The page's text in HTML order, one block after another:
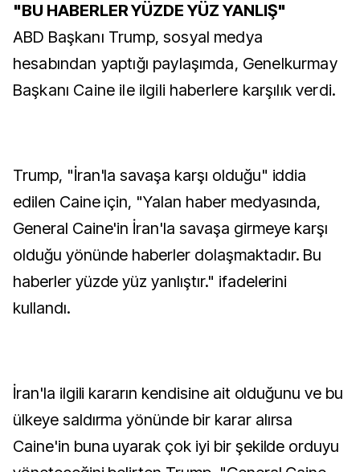
"BU HABERLER YÜZDE YÜZ YANLIŞ"
ABD Başkanı Trump, sosyal medya
hesabından yaptığı paylaşımda, Genelkurmay
Başkanı Caine ile ilgili haberlere karşılık verdi.
Trump, "İran'la savaşa karşı olduğu" iddia
edilen Caine için, "Yalan haber medyasında,
General Caine'in İran'la savaşa girmeye karşı
olduğu yönünde haberler dolaşmaktadır. Bu
haberler yüzde yüz yanlıştır." ifadelerini
kullandı.
İran'la ilgili kararın kendisine ait olduğunu ve bu
ülkeye saldırma yönünde bir karar alırsa
Caine'in buna uyarak çok iyi bir şekilde orduyu